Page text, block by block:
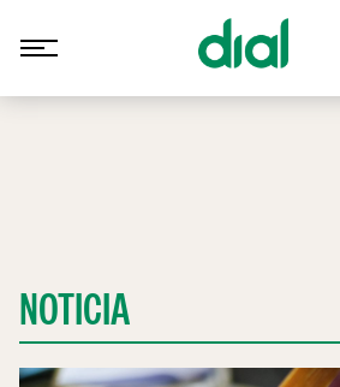
NOTICIA